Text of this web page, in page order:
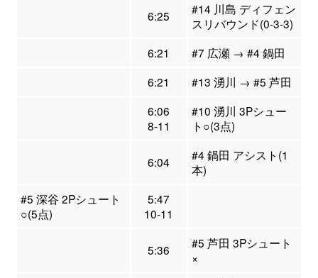
6:25
#14 川島 ディフェン
スリバウンド(0-3-3)
6:21
#7 広瀬 → #4 鍋田
6:21
#13 湧川 → #5 芦田
6:06
8-11
#10 湧川 3Pシュー
ト○(3点)
6:04
#4 鍋田 アシスト(1
本)
#5 深谷 2Pシュート
○(5点)
5:47
10-11
5:36
#5 芦田 3Pシュート
×